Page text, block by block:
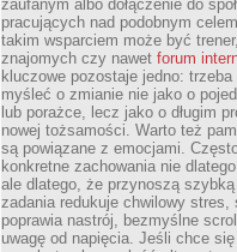
zaufanym albo dołączenie do
pracujących nad podobnym
takim wsparciem może być
znajomych czy nawet forum
kluczowe pozostaje jedno:
myśleć o zmianie nie jako o
lub porażce, lecz jako o długim
nowej tożsamości. Warto też
są powiązane z emocjami.
konkretne zachowania nie
ale dlatego, że przynoszą szybką
zadania redukuje chwilowy stres,
poprawia nastrój, bezmyślne
uwagę od napięcia. Jeśli chce